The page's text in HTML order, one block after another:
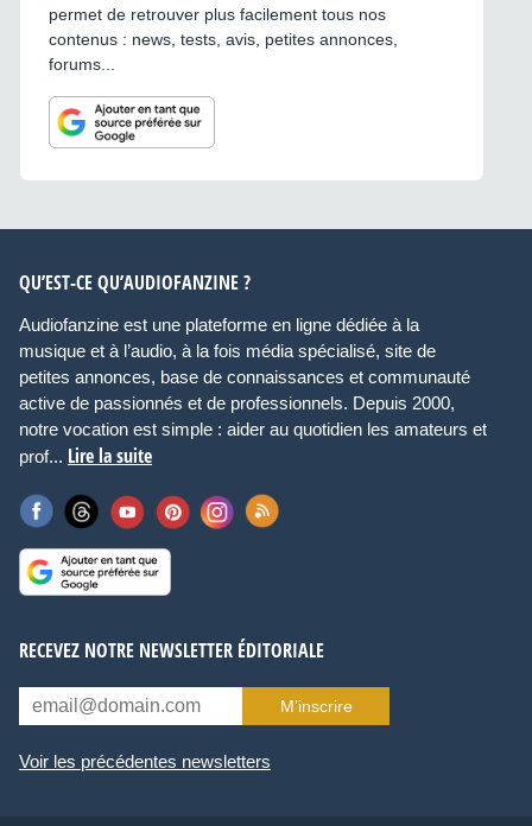
permet de retrouver plus facilement tous nos
contenus : news, tests, avis, petites annonces,
forums...
QU’EST-CE QU’AUDIOFANZINE ?
Audiofanzine est une plateforme en ligne dédiée à la
musique et à l’audio, à la fois média spécialisé, site de
petites annonces, base de connaissances et communauté
active de passionnés et de professionnels. Depuis 2000,
notre vocation est simple : aider au quotidien les amateurs et
prof... Lire la suite
RECEVEZ NOTRE NEWSLETTER ÉDITORIALE
M’inscrire
Voir les précédentes newsletters